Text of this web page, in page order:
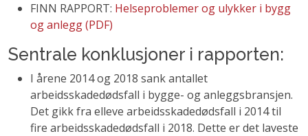
FINN RAPPORT: Helseproblemer og ulykker i bygg
og anlegg (PDF)
Sentrale konklusjoner i rapporten:
I årene 2014 og 2018 sank antallet
arbeidsskadedødsfall i bygge- og anleggsbransjen.
Det gikk fra elleve arbeidsskadedødsfall i 2014 til
fire arbeidsskadedødsfall i 2018. Dette er det laveste